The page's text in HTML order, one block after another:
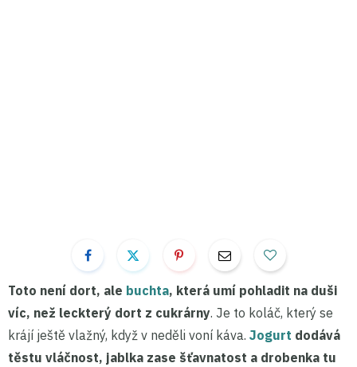
Toto není dort, ale buchta, která umí pohladit na duši
víc, než leckterý dort z cukrárny. Je to koláč, který se
krájí ještě vlažný, když v neděli voní káva. Jogurt dodává
těstu vláčnost, jablka zase šťavnatost a drobenka tu